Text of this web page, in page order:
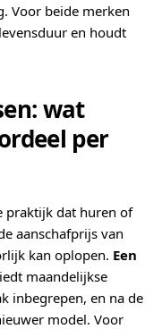
Voor beide merken
en houdt
wat
per
praktijk dat huren of
aanschafprijs van
kan oplopen. Een
maandelijkse
inbegrepen, en na de
model. Voor